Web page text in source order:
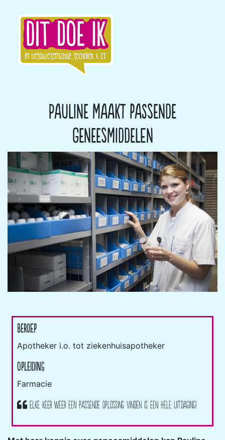
Pauline maakt passende
geneesmiddelen
Beroep
Apotheker i.o. tot ziekenhuisapotheker
Opleiding
Farmacie
Elke keer weer een passende oplossing vinden is een hele uitdaging!